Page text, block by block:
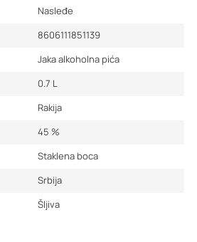
Nasleđe
8606111851139
Jaka alkoholna pića
0.7 L
Rakija
45 %
Staklena boca
Srbija
Šljiva